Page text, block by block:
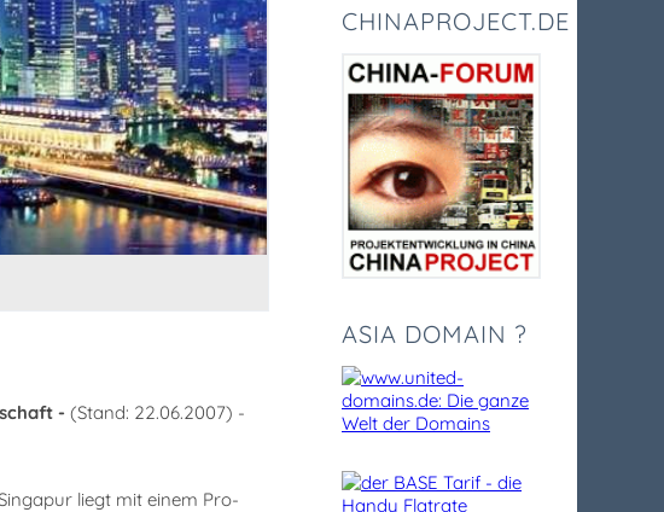
- (Stand: 22.06.2007) -
liegt mit einem Pro-
CHINAPROJECT.DE
ASIA DOMAIN ?